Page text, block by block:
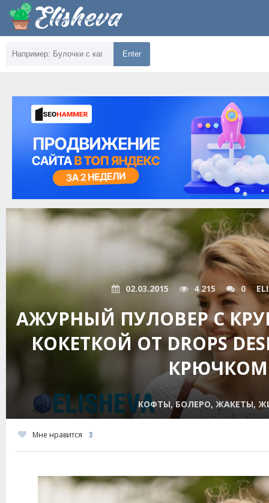
Enter
02.03.2015 4 215 0
АЖУРНЫЙ ПУЛОВЕР С
КОКЕТКОЙ ОТ DROPS
КРЮЧКОМ
КОФТЫ, БОЛЕРО, ЖАКЕТЫ,
Мне нравится 3